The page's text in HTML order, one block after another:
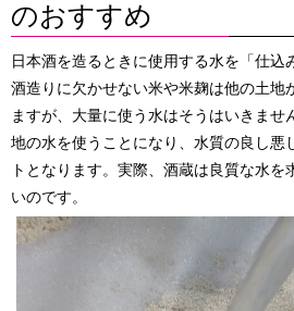
のおすすめ
日本酒を造るときに使用する水を「仕込
酒造りに欠かせない米や米麹は他の土地
ますが、大量に使う水はそうはいきませ
地の水を使うことになり、水質の良し悪
トとなります。実際、酒蔵は良質な水を
いのです。